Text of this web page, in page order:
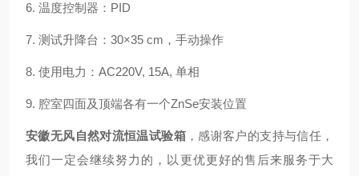
6. 温度控制器：PID
7. 测试升降台：30×35 cm，手动操作
8. 使用电力：AC220V, 15A, 单相
9. 腔室四面及顶端各有一个ZnSe安装位置
安徽无风自然对流恒温试验箱，感谢客户的支持与信任，
我们一定会继续努力的，以更优更好的售后来服务于大